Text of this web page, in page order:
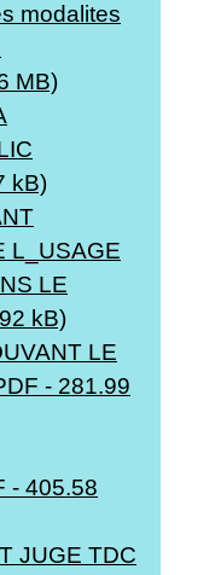
modalites
MB)
kB)
L_USAGE
LE
kB)
LE
- 281.99
- 405.58
JUGE TDC